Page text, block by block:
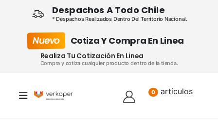
Despachos A Todo Chile
* Despachos Realizados Dentro Del Territorio Nacional.
Nuevo Cotiza Y Compra En Linea
Realiza Tu Cotización En Linea
Compra y cotiza cualquier producto dentro de la tienda.
0 artículos